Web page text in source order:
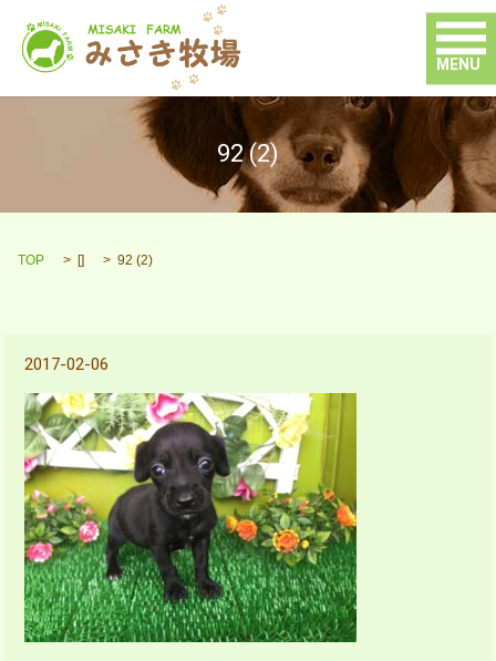
MENU
92 (2)
TOP [] 92 (2)
2017-02-06